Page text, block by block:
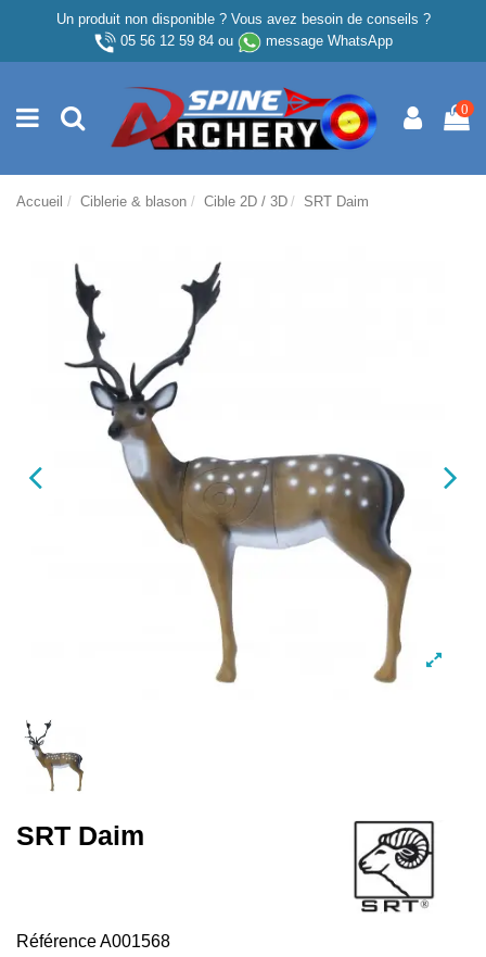
Un produit non disponible ? Vous avez besoin de conseils ?
05 56 12 59 84ou message WhatsApp
0
Accueil Ciblerie & blason Cible 2D / 3D SRT Daim
SRT Daim
RéférenceA001568